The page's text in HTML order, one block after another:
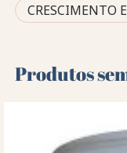
CRESCIMENTO
Produtos